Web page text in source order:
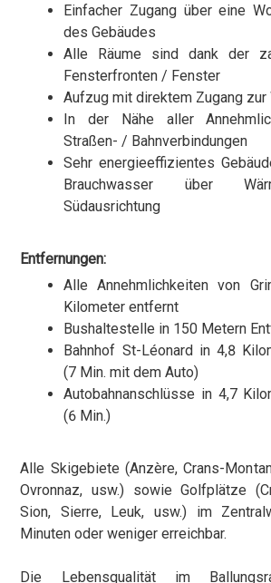
Einfacher Zugang über eine
des Gebäudes
Alle Räume sind dank der
Fensterfronten / Fenster
Aufzug mit direktem Zugang zur
In der Nähe aller
Straßen- / Bahnverbindungen
Sehr energieeffizientes
Brauchwasser über
Südausrichtung
Entfernungen:
Alle Annehmlichkeiten von
Kilometer entfernt
Bushaltestelle in 150 Metern
Bahnhof St-Léonard in 4,8
(7 Min. mit dem Auto)
Autobahnanschlüsse in 4,7
(6 Min.)
Alle Skigebiete (Anzère, Crans-
Ovronnaz, usw.) sowie Golfplätze
Sion, Sierre, Leuk, usw.) im
Minuten oder weniger erreichbar.
Die Lebensqualität im